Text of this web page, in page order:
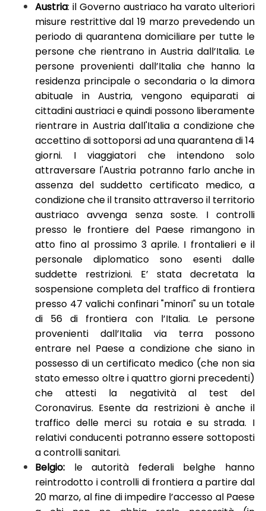
Austria: il Governo austriaco ha varato ulteriori
misure restrittive dal 19 marzo prevedendo un
periodo di quarantena domiciliare per tutte le
persone che rientrano in Austria dall’Italia. Le
persone provenienti dall’Italia che hanno la
residenza principale o secondaria o la dimora
abituale in Austria, vengono equiparati ai
cittadini austriaci e quindi possono liberamente
rientrare in Austria dall'Italia a condizione che
accettino di sottoporsi ad una quarantena di 14
giorni. I viaggiatori che intendono solo
attraversare l'Austria potranno farlo anche in
assenza del suddetto certificato medico, a
condizione che il transito attraverso il territorio
austriaco avvenga senza soste. I controlli
presso le frontiere del Paese rimangono in
atto fino al prossimo 3 aprile. I frontalieri e il
personale diplomatico sono esenti dalle
suddette restrizioni. E’ stata decretata la
sospensione completa del traffico di frontiera
presso 47 valichi confinari "minori" su un totale
di 56 di frontiera con l’Italia. Le persone
provenienti dall’Italia via terra possono
entrare nel Paese a condizione che siano in
possesso di un certificato medico (che non sia
stato emesso oltre i quattro giorni precedenti)
che attesti la negatività al test del
Coronavirus. Esente da restrizioni è anche il
traffico delle merci su rotaia e su strada. I
relativi conducenti potranno essere sottoposti
a controlli sanitari.
Belgio: le autorità federali belghe hanno
reintrodotto i controlli di frontiera a partire dal
20 marzo, al fine di impedire l’accesso al Paese